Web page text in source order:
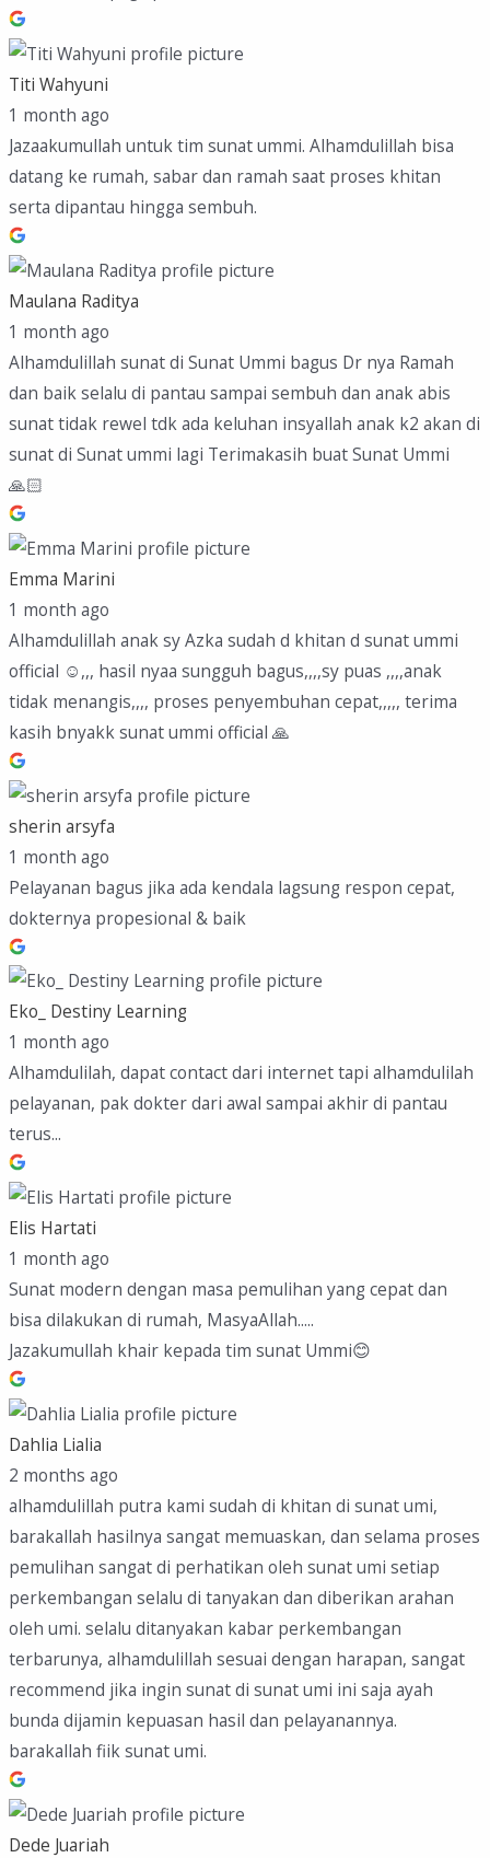
Titi Wahyuni
1 month ago
Jazaakumullah untuk tim sunat ummi. Alhamdulillah bisa
datang ke rumah, sabar dan ramah saat proses khitan
serta dipantau hingga sembuh.
Maulana Raditya
1 month ago
Alhamdulillah sunat di Sunat Ummi bagus Dr nya Ramah
dan baik selalu di pantau sampai sembuh dan anak abis
sunat tidak rewel tdk ada keluhan insyallah anak k2 akan di
sunat di Sunat ummi lagi Terimakasih buat Sunat Ummi
🙏🏻
Emma Marini
1 month ago
Alhamdulillah anak sy Azka sudah d khitan d sunat ummi
official ☺️,,, hasil nyaa sungguh bagus,,,,sy puas ,,,,anak
tidak menangis,,,, proses penyembuhan cepat,,,,, terima
kasih bnyakk sunat ummi official 🙏
sherin arsyfa
1 month ago
Pelayanan bagus jika ada kendala lagsung respon cepat,
dokternya propesional & baik
Eko_ Destiny Learning
1 month ago
Alhamdulilah, dapat contact dari internet tapi alhamdulilah
pelayanan, pak dokter dari awal sampai akhir di pantau
terus...
Elis Hartati
1 month ago
Sunat modern dengan masa pemulihan yang cepat dan
bisa dilakukan di rumah, MasyaAllah.....
Jazakumullah khair kepada tim sunat Ummi😊
Dahlia Lialia
2 months ago
alhamdulillah putra kami sudah di khitan di sunat umi,
barakallah hasilnya sangat memuaskan, dan selama proses
pemulihan sangat di perhatikan oleh sunat umi setiap
perkembangan selalu di tanyakan dan diberikan arahan
oleh umi. selalu ditanyakan kabar perkembangan
terbarunya, alhamdulillah sesuai dengan harapan, sangat
recommend jika ingin sunat di sunat umi ini saja ayah
bunda dijamin kepuasan hasil dan pelayanannya.
barakallah fiik sunat umi.
Dede Juariah